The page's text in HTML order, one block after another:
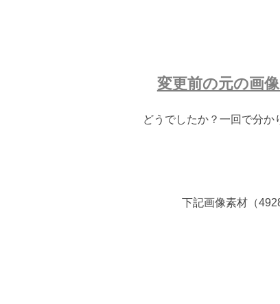
変更前の元の画像
どうでしたか？一回で分か
下記画像素材（